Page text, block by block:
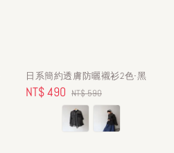
日系簡約透膚防曬襯衫2色-黑
Sale
NT$ 490 Regular
price
NT$ 590